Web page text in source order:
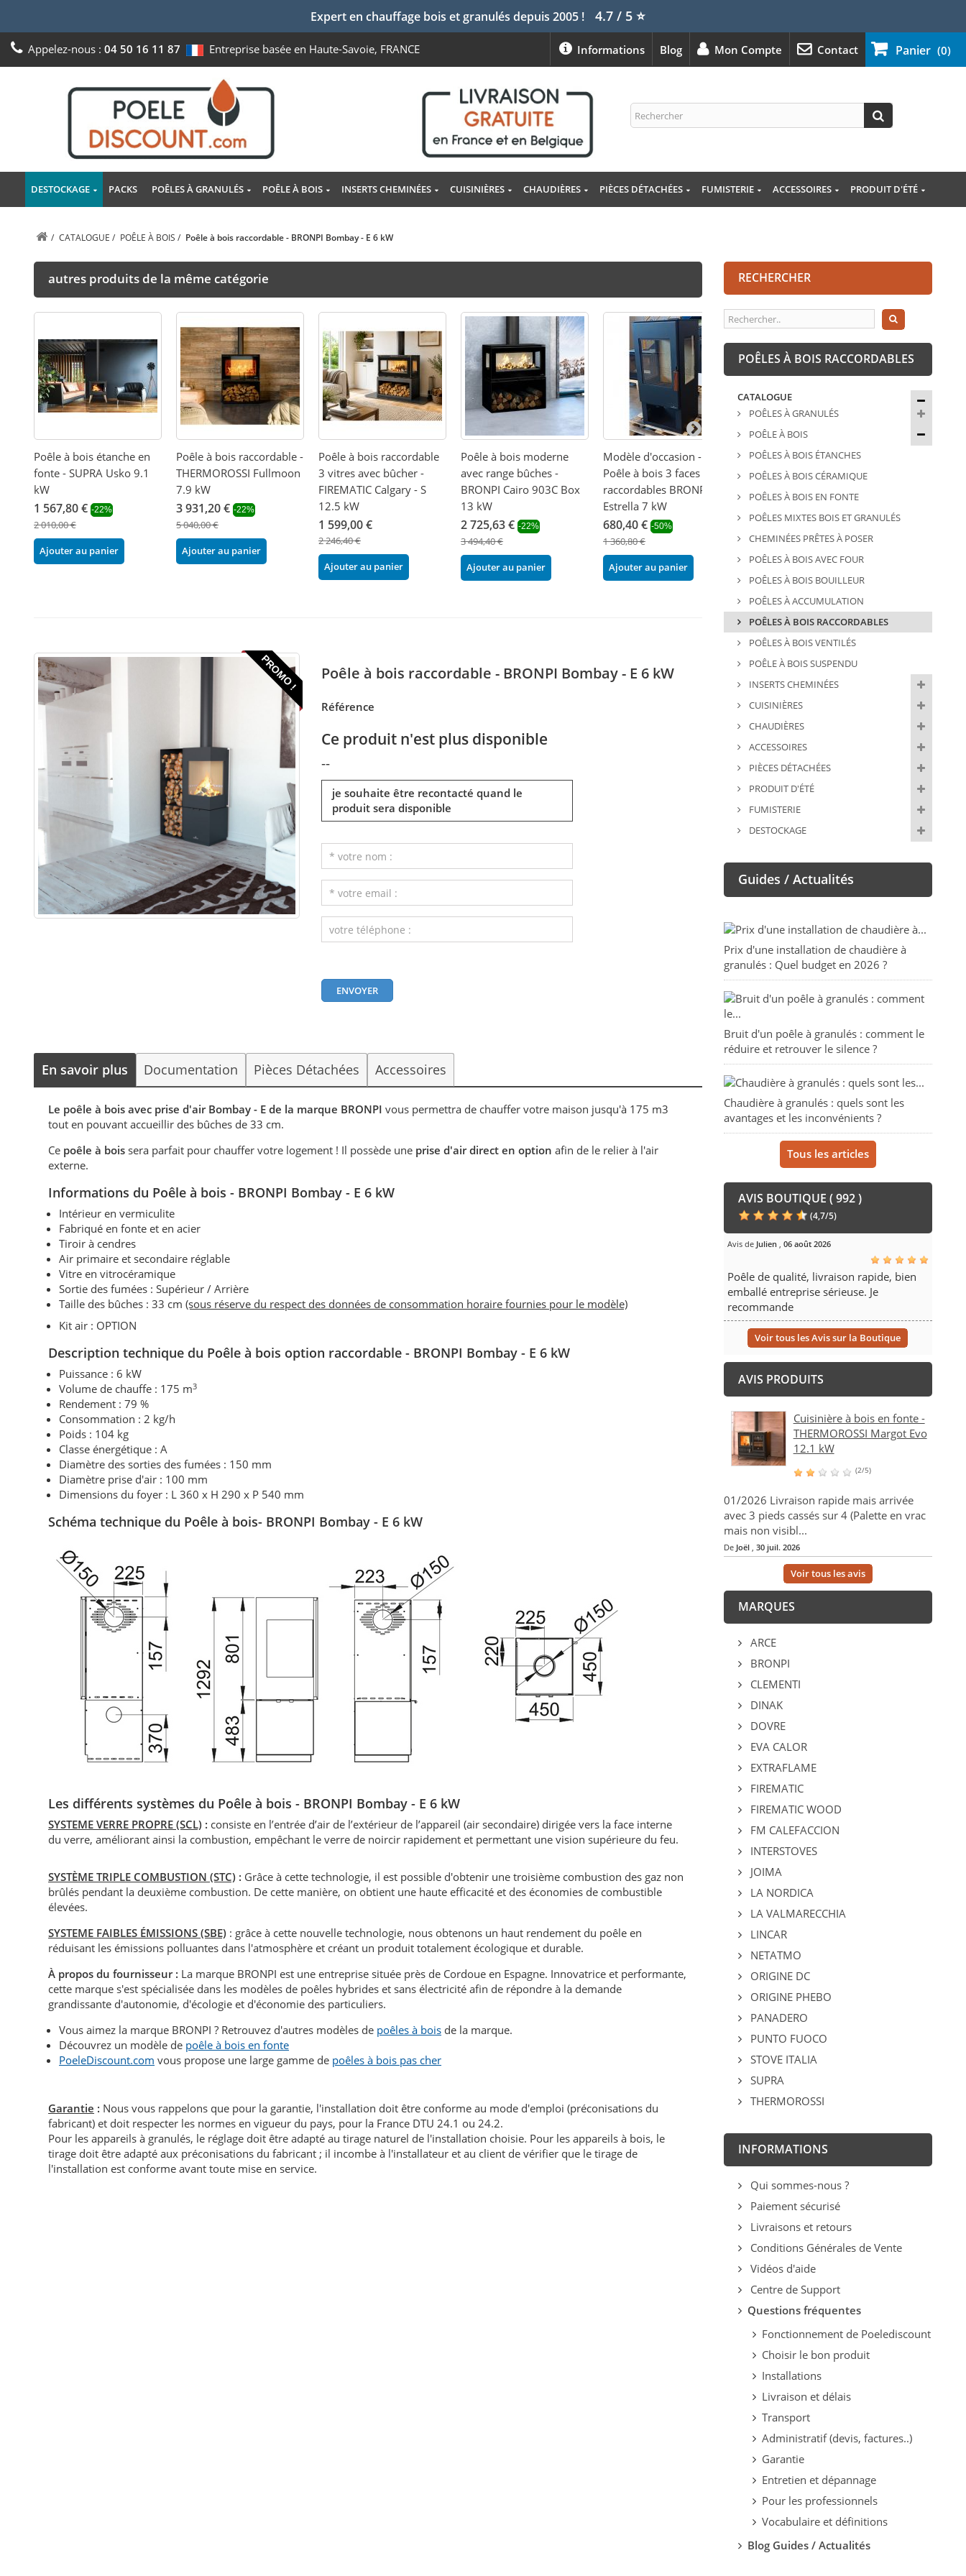
Expert en chauffage bois et granulés depuis 2005 ! 4.7 / 5⭐
Panier (0)
Appelez-nous : 04 50 16 11 87 Entreprise basée en Haute-Savoie, FRANCE Contact
Mon Compte
Blog
Informations
DESTOCKAGE PACKS POÊLES À GRANULÉS POÊLE À BOIS INSERTS CHEMINÉES CUISINIÈRES CHAUDIÈRES PIÈCES DÉTACHÉES FUMISTERIE ACCESSOIRES PRODUIT D'ÉTÉ
/ CATALOGUE / POÊLE À BOIS / Poêle à bois raccordable - BRONPI Bombay - E 6 kW
autres produits de la même catégorie
Poêle à bois étanche en
fonte - SUPRA Usko 9.1
kW
1 567,80 € -22%
2 010,00 €
Ajouter au panier
Poêle à bois raccordable -
THERMOROSSI Fullmoon
7.9 kW
3 931,20 € -22%
5 040,00 €
Ajouter au panier
Poêle à bois raccordable
3 vitres avec bûcher -
FIREMATIC Calgary - S
12.5 kW
1 599,00 €
2 246,40 €
Ajouter au panier
Poêle à bois moderne
avec range bûches -
BRONPI Cairo 903C Box
13 kW
2 725,63 € -22%
3 494,40 €
Ajouter au panier
Modèle d'occasion -
Poêle à bois 3 faces
raccordables BRONPI
Estrella 7 kW
680,40 € -50%
1 360,80 €
Ajouter au panier
Poêle à bois étanche -
SUPRA Claude 6.1 kW
1 084,20 € -22%
Ajouter au panier
1 867,32 €
PROMO ! Poêle à bois raccordable - BRONPI Bombay - E 6 kW
Référence
Ce produit n'est plus disponible
--
je souhaite être recontacté quand le
produit sera disponible
En savoir plus Documentation Pièces Détachées Accessoires
Le poêle à bois avec prise d'air Bombay - E de la marque BRONPIvous permettra de chauffer votre maison jusqu'à 175 m3
tout en pouvant accueillir des bûches de 33 cm.
Ce poêle à bois sera parfait pour chauffer votre logement ! Il possède une prise d'air direct en optionafin de le relier à l'air
externe.
Informations du Poêle à bois - BRONPI Bombay - E 6 kW
Intérieur en vermiculite
Fabriqué en fonte et en acier
Tiroir à cendres
Air primaire et secondaire réglable
Vitre en vitrocéramique
Sortie des fumées : Supérieur / Arrière
Taille des bûches : 33 cm(sous réserve du respect des données de consommation horaire fournies pour le modèle)
Kit air : OPTION
Description technique du Poêle à bois option raccordable - BRONPI Bombay - E 6 kW
Puissance : 6 kW
Volume de chauffe : 175 m3
Rendement : 79 %
Consommation : 2 kg/h
Poids : 104 kg
Classe énergétique : A
Diamètre des sorties des fumées : 150 mm
Diamètre prise d'air : 100 mm
Dimensions du foyer : L 360 x H 290 x P 540 mm
Schéma technique du Poêle à bois- BRONPI Bombay - E 6 kW
Les différents systèmes du Poêle à bois - BRONPI Bombay - E 6 kW
SYSTEME VERRE PROPRE (SCL) : consiste en l’entrée d’air de l’extérieur de l’appareil (air secondaire) dirigée vers la face interne
du verre, améliorant ainsi la combustion, empêchant le verre de noircir rapidement et permettant une vision supérieure du feu.
SYSTÈME TRIPLE COMBUSTION (STC) : Grâce à cette technologie, il est possible d'obtenir une troisième combustion des gaz non
brûlés pendant la deuxième combustion. De cette manière, on obtient une haute efficacité et des économies de combustible
élevées.
SYSTEME FAIBLES ÉMISSIONS (SBE) : grâce à cette nouvelle technologie, nous obtenons un haut rendement du poêle en
réduisant les émissions polluantes dans l'atmosphère et créant un produit totalement écologique et durable.
À propos du fournisseur : La marque BRONPI est une entreprise située près de Cordoue en Espagne. Innovatrice et performante,
cette marque s'est spécialisée dans les modèles de poêles hybrides et sans électricité afin de répondre à la demande
grandissante d'autonomie, d'écologie et d'économie des particuliers.
Vous aimez la marque BRONPI ? Retrouvez d'autres modèles de poêles à bois de la marque.
Découvrez un modèle de poêle à bois en fonte
PoeleDiscount.com vous propose une large gamme de poêles à bois pas cher
Garantie : Nous vous rappelons que pour la garantie, l'installation doit être conforme au mode d'emploi (préconisations du
fabricant) et doit respecter les normes en vigueur du pays, pour la France DTU 24.1 ou 24.2.
Pour les appareils à granulés, le réglage doit être adapté au tirage naturel de l'installation choisie. Pour les appareils à bois, le
tirage doit être adapté aux préconisations du fabricant ; il incombe à l'installateur et au client de vérifier que le tirage de
l'installation est conforme avant toute mise en service.
RECHERCHER
POÊLES À BOIS RACCORDABLES
CATALOGUE
POÊLES À GRANULÉS
POÊLE À BOIS
POÊLES À BOIS ÉTANCHES
POÊLES À BOIS CÉRAMIQUE
POÊLES À BOIS EN FONTE
POÊLES MIXTES BOIS ET GRANULÉS
CHEMINÉES PRÊTES À POSER
POÊLES À BOIS AVEC FOUR
POÊLES À BOIS BOUILLEUR
POÊLES À ACCUMULATION
POÊLES À BOIS RACCORDABLES
POÊLES À BOIS VENTILÉS
POÊLE À BOIS SUSPENDU
INSERTS CHEMINÉES
CUISINIÈRES
CHAUDIÈRES
ACCESSOIRES
PIÈCES DÉTACHÉES
PRODUIT D'ÉTÉ
FUMISTERIE
DESTOCKAGE
Guides / Actualités
Prix d'une installation de chaudière à
granulés : Quel budget en 2026 ?
Bruit d'un poêle à granulés : comment le
réduire et retrouver le silence ?
Chaudière à granulés : quels sont les
avantages et les inconvénients ?
Tous les articles
AVIS BOUTIQUE ( 992 )
(4,7/5)
Avis de Julien, 06 août 2026
Poêle de qualité, livraison rapide, bien
emballé entreprise sérieuse. Je
recommande
Voir tous les Avis sur la Boutique
AVIS PRODUITS
Cuisinière à bois en fonte -
THERMOROSSI Margot Evo
12.1 kW
(2/5)
01/2026 Livraison rapide mais arrivée
avec 3 pieds cassés sur 4 (Palette en vrac
mais non visibl...
De Joël, 30 juil. 2026
Voir tous les avis
MARQUES
ARCE
BRONPI
CLEMENTI
DINAK
DOVRE
EVA CALOR
EXTRAFLAME
FIREMATIC
FIREMATIC WOOD
FM CALEFACCION
INTERSTOVES
JOIMA
LA NORDICA
LA VALMARECCHIA
LINCAR
NETATMO
ORIGINE DC
ORIGINE PHEBO
PANADERO
PUNTO FUOCO
STOVE ITALIA
SUPRA
THERMOROSSI
INFORMATIONS
Qui sommes-nous ?
Paiement sécurisé
Livraisons et retours
Conditions Générales de Vente
Vidéos d'aide
Centre de Support
Questions fréquentes
Fonctionnement de Poelediscount
Choisir le bon produit
Installations
Livraison et délais
Transport
Administratif (devis, factures..)
Garantie
Entretien et dépannage
Pour les professionnels
Vocabulaire et définitions
Blog Guides / Actualités